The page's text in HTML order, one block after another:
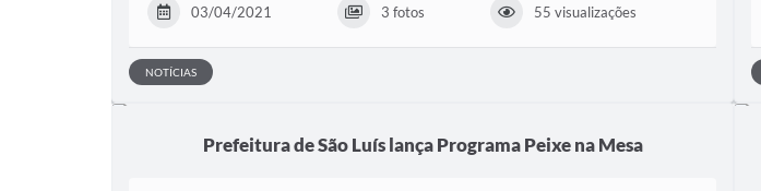
03/04/2021 3 fotos 55 visualizações
NOTÍCIAS
Prefeitura de São Luís lança Programa Peixe na Mesa